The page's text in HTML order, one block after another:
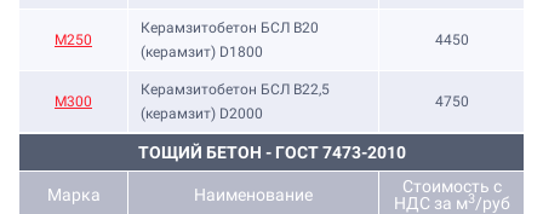
М250
Керамзитобетон БСЛ В20
(керамзит) D1800
4450
М300
Керамзитобетон БСЛ В22,5
(керамзит) D2000
4750
ТОЩИЙ БЕТОН - ГОСТ 7473-2010
Марка Наименование
Стоимость с
НДС за м3/руб